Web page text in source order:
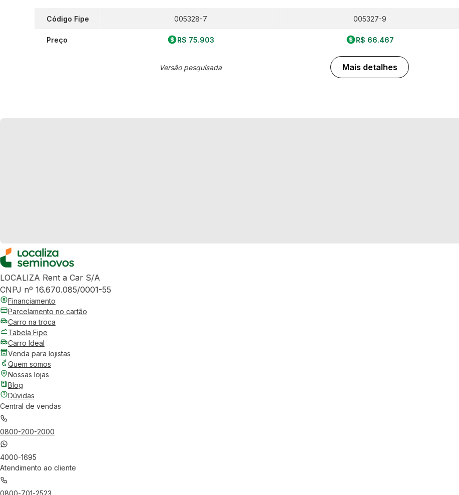
Código Fipe
Preço
005328-7
R$ 75.903
Versão pesquisada
005327-9
R$ 66.467
Mais detalhes
LOCALIZA Rent a Car S/A
CNPJ nº 16.670.085/0001-55
Financiamento
Parcelamento no cartão
Carro na troca
Tabela Fipe
Carro Ideal
Venda para lojistas
Quem somos
Nossas lojas
Blog
Dúvidas
Central de vendas
0800-200-2000
4000-1695
Atendimento ao cliente
0800-701-2523